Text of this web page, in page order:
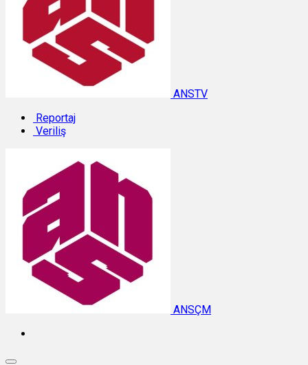
ANSTV
Reportaj
Veriliş
ANSÇM